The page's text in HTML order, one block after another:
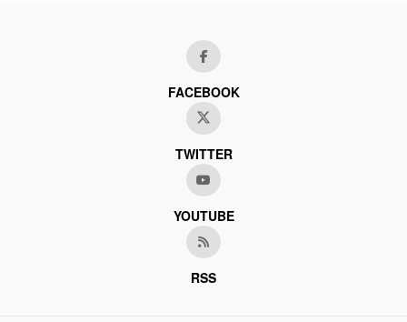
FACEBOOK
TWITTER
YOUTUBE
RSS